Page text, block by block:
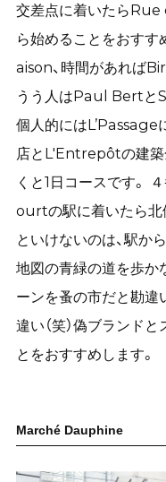
交差点に着いたら
ら始めることをおすす
aison、時間があれば
うう人はPaul Bertと
個人的にはL’Passage
店とL'Entrepôtの建築
くと1日コースです。
ourtの駅に着いたら北
といけないのは、駅か
地図の青緑の道を歩か
ーンを蚤の市だと勘違
違い（笑）偽ブランド
とをおすすめします。
Marché Dauphine